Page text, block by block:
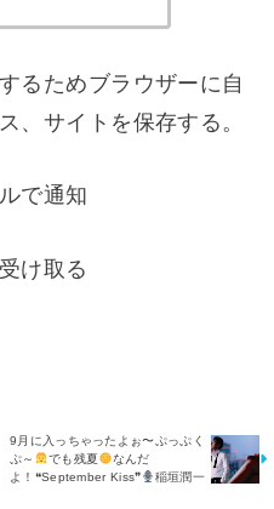
るためブラウザーに自
、サイトを保存する。
で通知
け取る
9月に入っちゃったよぉ〜ぷっぷく
ぷ～
でも残夏
なんだ
よ！❝September Kiss❞
稲垣潤一